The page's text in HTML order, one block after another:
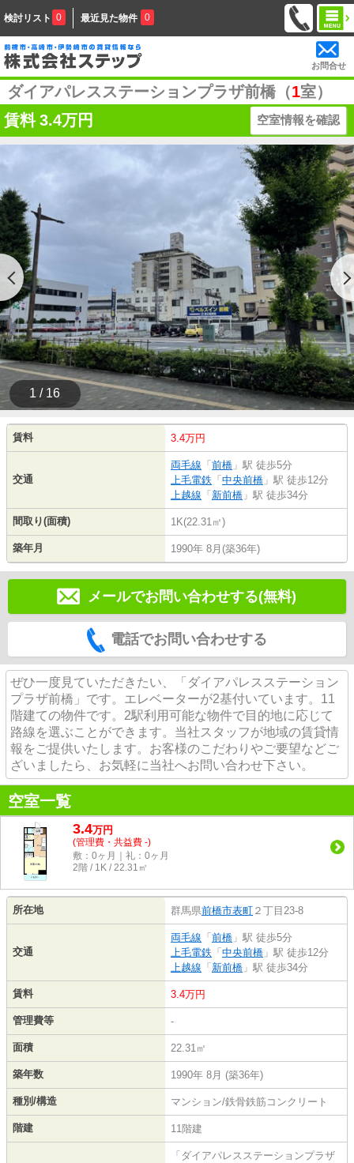
検討リスト 0 最近見た物件 0
お問合せ
ダイアパレスステーションプラザ前橋（1室）
賃料 3.4万円 空室情報を確認
1 / 16
賃料 3.4万円
交通
両毛線 「 前橋 」駅 徒歩5分
上毛電鉄 「 中央前橋 」駅 徒歩12分
上越線 「 新前橋 」駅 徒歩34分
間取り(面積) 1K(22.31㎡)
築年月 1990年 8月(築36年)
メールでお問い合わせする(無料)
電話でお問い合わせする
ぜひ一度見ていただきたい、「ダイアパレスステーション
プラザ前橋」です。エレベーターが2基付いています。11
階建ての物件です。2駅利用可能な物件で目的地に応じて
路線を選ぶことができます。当社スタッフが地域の賃貸情
報をご提供いたします。お客様のこだわりやご要望などご
ざいましたら、お気軽に当社へお問い合わせ下さい。
空室一覧
3.4万円
(管理費・共益費 -)
敷：0ヶ月｜礼：0ヶ月
2階 / 1K / 22.31㎡
所在地 群馬県前橋市表町 ２丁目23-8
交通
両毛線 「 前橋 」駅 徒歩5分
上毛電鉄 「 中央前橋 」駅 徒歩12分
上越線 「 新前橋 」駅 徒歩34分
賃料 3.4万円
管理費等 -
面積 22.31㎡
築年数 1990年 8月 (築36年)
種別/構造 マンション/鉄骨鉄筋コンクリート
階建 11階建
「ダイアパレスステーションプラザ